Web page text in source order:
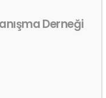
Derneği